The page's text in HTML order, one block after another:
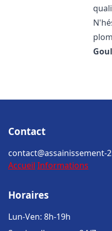
Contact
contact@assainissement-
Accueil Informations
Horaires
Lun-Ven: 8h-19h